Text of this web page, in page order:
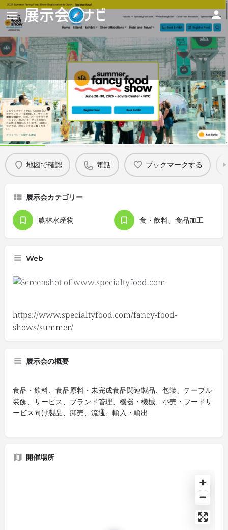
Summer Fancy Food Show
2026
Details
地図で確認 電話 ブックマークする
展示会カテゴリー
農林水産物 食・飲料、食品加工
Web
https://www.specialtyfood.com/fancy-food-
shows/summer/
展示会の概要
食品・飲料、食品原料・未完成食品関連製品、包装、テーブル
装飾、サービス、ブランド管理、機器・機械、小売・フードサ
ービス向け製品、卸売、流通、輸入・輸出
開催場所